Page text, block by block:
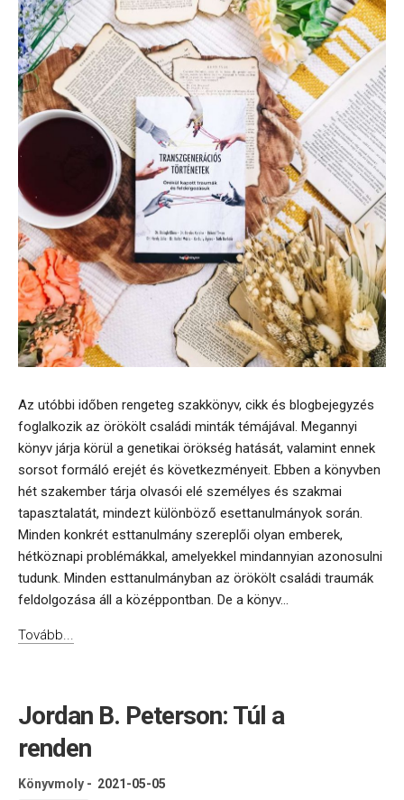
Az utóbbi időben rengeteg szakkönyv, cikk és blogbejegyzés
foglalkozik az örökölt családi minták témájával. Megannyi
könyv járja körül a genetikai örökség hatását, valamint ennek
sorsot formáló erejét és következményeit. Ebben a könyvben
hét szakember tárja olvasói elé személyes és szakmai
tapasztalatát, mindezt különböző esettanulmányok során.
Minden konkrét esttanulmány szereplői olyan emberek,
hétköznapi problémákkal, amelyekkel mindannyian azonosulni
tudunk. Minden esttanulmányban az örökölt családi traumák
feldolgozása áll a középpontban. De a könyv...
Tovább...
Jordan B. Peterson: Túl a
renden
Könyvmoly - 2021-05-05